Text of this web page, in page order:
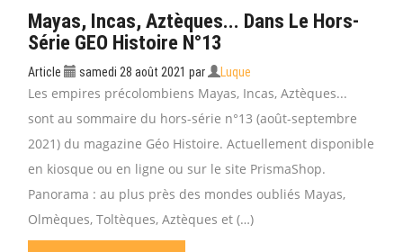
Mayas, Incas, Aztèques... Dans Le Hors-
Série GEO Histoire N°13
Article samedi 28 août 2021 par Luque
Les empires précolombiens Mayas, Incas, Aztèques...
sont au sommaire du hors-série n°13 (août-septembre
2021) du magazine Géo Histoire. Actuellement disponible
en kiosque ou en ligne ou sur le site PrismaShop.
Panorama : au plus près des mondes oubliés Mayas,
Olmèques, Toltèques, Aztèques et (…)